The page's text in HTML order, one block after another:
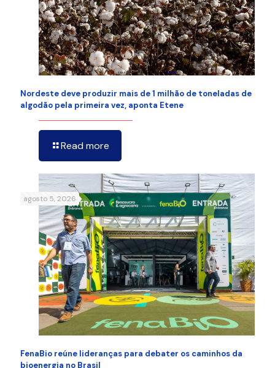
Nordeste deve produzir mais de 1 milhão de toneladas de
algodão pela primeira vez, aponta Etene
Read more
agosto 5, 2026
FenaBio reúne lideranças para debater os caminhos da
bioenergia no Brasil